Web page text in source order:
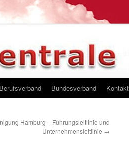
Berufsverband Bundesverband Kontakt
Hamburg – Führungsleitlinie und
Unternehmensleitlinie →